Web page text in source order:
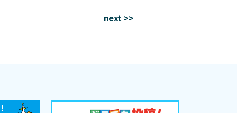
next >>